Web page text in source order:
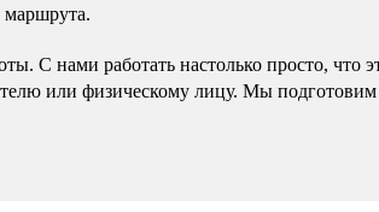
маршрута.
С нами работать настолько просто,
или физическому лицу. Мы подготовим